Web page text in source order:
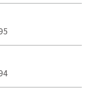
料請求